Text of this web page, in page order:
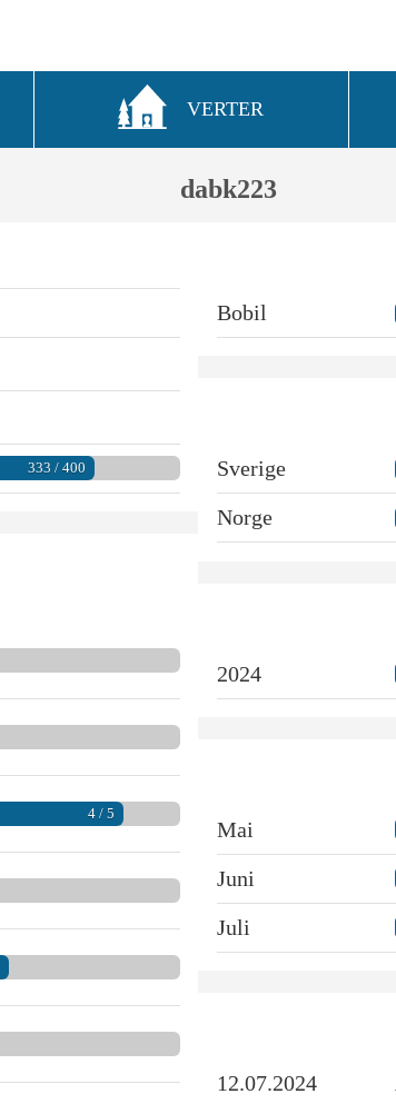
VERTER
dabk223
333 / 400
4 / 5
Bobil
Sverige
Norge
2024
Mai
Juni
Juli
12.07.2024